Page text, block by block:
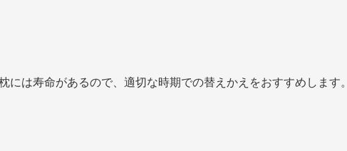
は寿命があるので、適切な時期での替えかえをおすすめします。